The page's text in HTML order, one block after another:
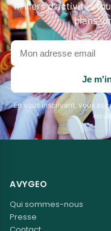
milliers d'activités
plans,
Votre
adresse
email
Je
En vous inscrivant, vous
en
AVYGEO
Qui sommes-nous
Presse